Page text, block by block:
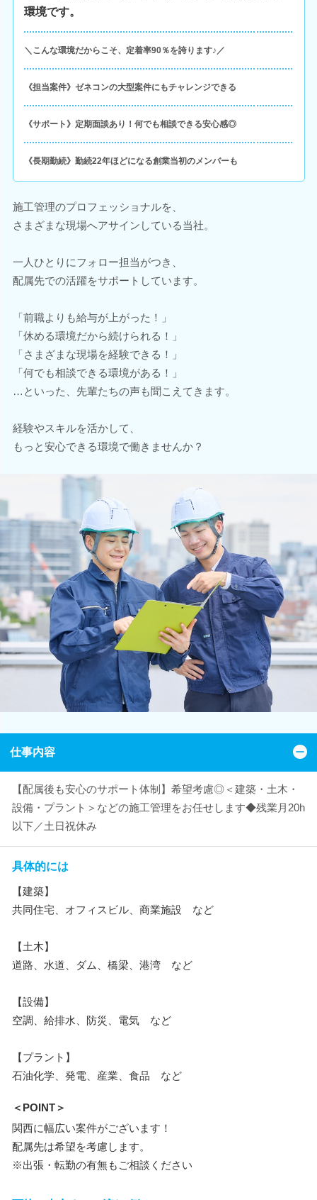
環境です。
＼こんな環境だからこそ、定着率90％を誇ります♪／
《担当案件》ゼネコンの大型案件にもチャレンジできる
《サポート》定期面談あり！何でも相談できる安心感◎
《長期勤続》勤続22年ほどになる創業当初のメンバーも
施工管理のプロフェッショナルを、
さまざまな現場へアサインしている当社。
一人ひとりにフォロー担当がつき、
配属先での活躍をサポートしています。
「前職よりも給与が上がった！」
「休める環境だから続けられる！」
「さまざまな現場を経験できる！」
「何でも相談できる環境がある！」
…といった、先輩たちの声も聞こえてきます。
経験やスキルを活かして、
もっと安心できる環境で働きませんか？
仕事内容
【配属後も安心のサポート体制】希望考慮◎＜建築・土木・
設備・プラント＞などの施工管理をお任せします◆残業月20h
以下／土日祝休み
具体的には
【建築】
共同住宅、オフィスビル、商業施設 など
【土木】
道路、水道、ダム、橋梁、港湾 など
【設備】
空調、給排水、防災、電気 など
【プラント】
石油化学、発電、産業、食品 など
＜POINT＞
関西に幅広い案件がございます！
配属先は希望を考慮します。
※出張・転勤の有無もご相談ください